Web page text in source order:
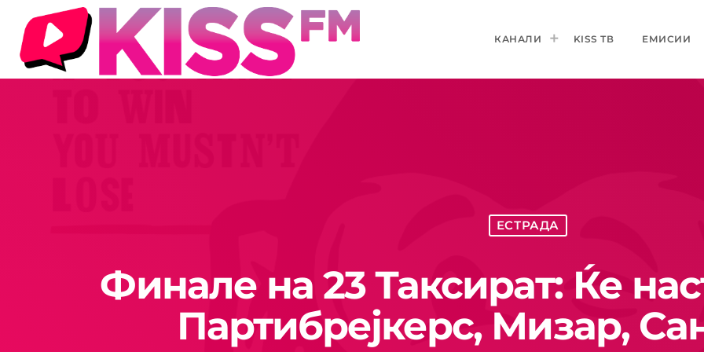
КАНАЛИ KISS ТВ ЕМИСИИ
ЕСТРАДА
Финале на 23 Таксират: Ќе
Партибрејкерс, Мизар,